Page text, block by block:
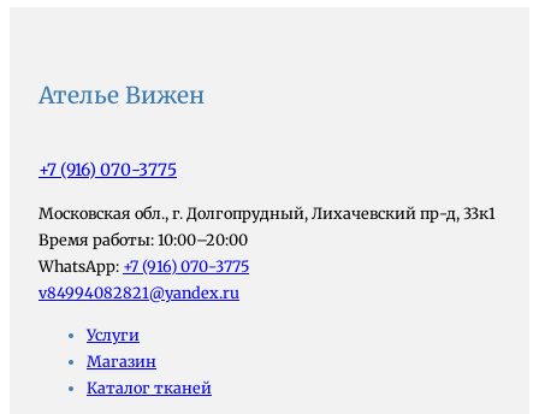
Ателье Вижен
+7 (916) 070-3775
Московская обл., г. Долгопрудный, Лихачевский пр-д, 33к1
Время работы: 10:00–20:00
WhatsApp: +7 (916) 070-3775
v84994082821@yandex.ru
Услуги
Магазин
Каталог тканей